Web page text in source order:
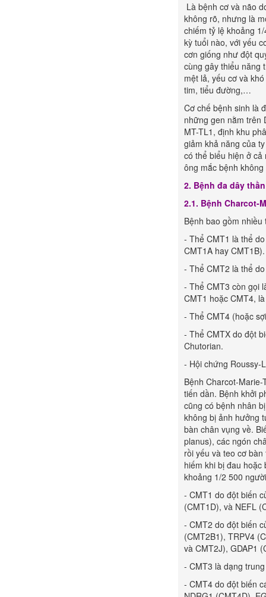
Là bệnh cơ và não
không rõ, nhưng là
chiếm tỷ lệ khoảng
kỳ tuổi nào, với yếu
cơn giống như đột
cùng gây thiểu năng
mệt lả, yếu cơ và
tim, tiểu đường,…
Cơ chế bệnh sinh là
những gen nằm trên
MT-TL1, định khu
giảm khả năng của
có thể biểu hiện ở
ông mắc bệnh
2. Bệnh đa dây
2.1. Bệnh Charcot-
Bệnh bao gồm nhiều
- Thể CMT1 là thể
CMT1A hay CMT1B).
- Thể CMT2 là thể
- Thể CMT3 còn gọi
CMT1 hoặc CMT4,
- Thể CMT4 (hoặc
- Thể CMTX do đột
Chutorian.
- Hội chứng
Bệnh Charcot-
tiến dần. Bệnh khởi
cũng có bệnh nhân
không bị ảnh hưởng
bàn chân vụng về.
planus), các ngón
rồi yếu và teo cơ
hiếm khi bị đau
khoảng 1/2 500
- CMT1 do đột biến
(CMT1D), và NEFL
- CMT2 do đột biến
(CMT2B1), TRPV4
và CMT2J), GDAP1
- CMT3 là dạng
- CMT4 do đột biến